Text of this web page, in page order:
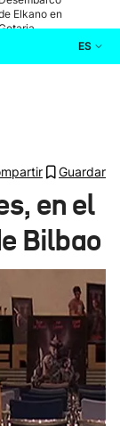
Elkano en
ES
Guardar
en el
Bilbao